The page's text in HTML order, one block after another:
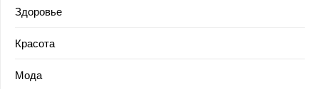
Здоровье
Красота
Мода